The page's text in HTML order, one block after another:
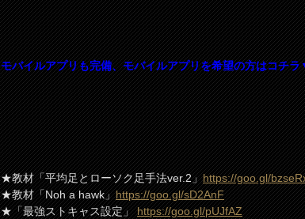
モバイルアプリも完備、モバイルアプリを希望の方はコチ
★教材「平均足とローソク足手法ver.2」https://goo.gl/
★教材「Noh a hawk」https://goo.gl/sD2AnF
★「最強ストキャス設定」https://goo.gl/pUJfAZ